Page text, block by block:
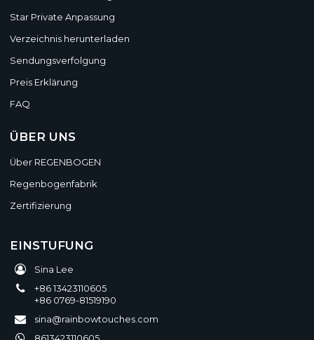
Star Private Anpassung
Verzeichnis herunterladen
Sendungsverfolgung
Preis Erklärung
FAQ
ÜBER UNS
Über REGENBOGEN
Regenbogenfabrik
Zertifizierung
EINSTUFUNG
Sina Lee
+86 13423110605
+86 0769-81519190
sina@rainbowtouches.com